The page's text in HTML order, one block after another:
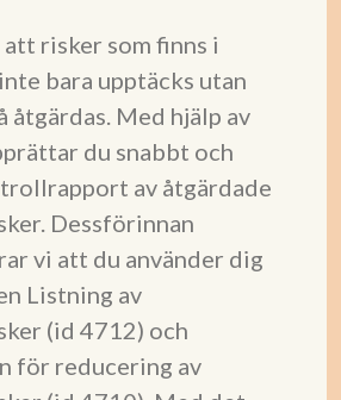
risker som finns i
bara upptäcks utan
åtgärdas. Med hjälp av
du snabbt och
av åtgärdade
Dessförinnan
vi att du använder dig
Listning av
(id 4712) och
för reducering av